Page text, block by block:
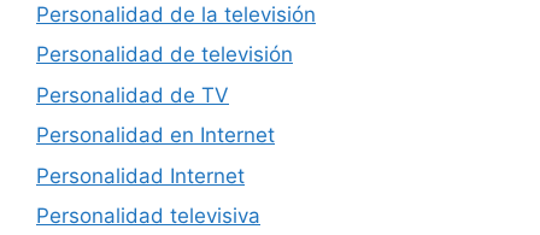
Personalidad de la televisión
Personalidad de televisión
Personalidad de TV
Personalidad en Internet
Personalidad Internet
Personalidad televisiva